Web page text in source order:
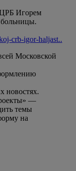
Игорем
crb-igor-haljast..
Московской
новостях.
—
темы
на